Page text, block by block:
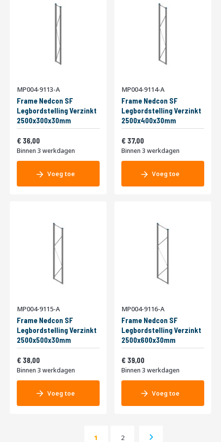
MP004-9113-A
Frame Nedcon SF
Legbordstelling Verzinkt
2500x300x30mm
Vanaf
36,00
Binnen 3 werkdagen
Voeg toe
MP004-9114-A
Frame Nedcon SF
Legbordstelling Verzinkt
2500x400x30mm
Vanaf
37,00
Binnen 3 werkdagen
Voeg toe
MP004-9115-A
Frame Nedcon SF
Legbordstelling Verzinkt
2500x500x30mm
Vanaf
38,00
Binnen 3 werkdagen
Voeg toe
MP004-9116-A
Frame Nedcon SF
Legbordstelling Verzinkt
2500x600x30mm
Vanaf
39,00
Binnen 3 werkdagen
Voeg toe
1 Pagina
2 Pagina
Volgende